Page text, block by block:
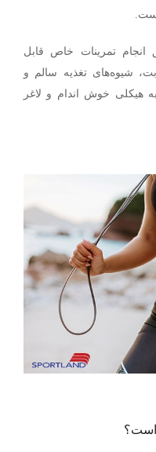
تمرینات خاص قابل
شیوه‌های تغذیه سالم و
هیکلی خوش اندام و لاغر
است؟